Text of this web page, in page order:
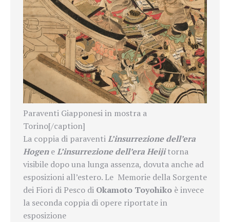
Paraventi Giapponesi in mostra a
Torino[/caption]
La coppia di paraventiL’insurrezione dell’era
HogeneL’insurrezione dell’era Heijitorna
visibile dopo una lunga assenza, dovuta anche ad
esposizioni all’estero. Le Memorie della Sorgente
dei Fiori di Pesco di Okamoto Toyohiko è invece
la seconda coppia di opere riportate in
esposizione